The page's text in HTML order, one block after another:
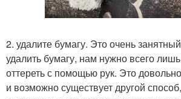
2. удалите бумагу. Это очень
удалить бумагу, нам нужно всего
оттереть с помощью рук. Это
и возможно существует другой